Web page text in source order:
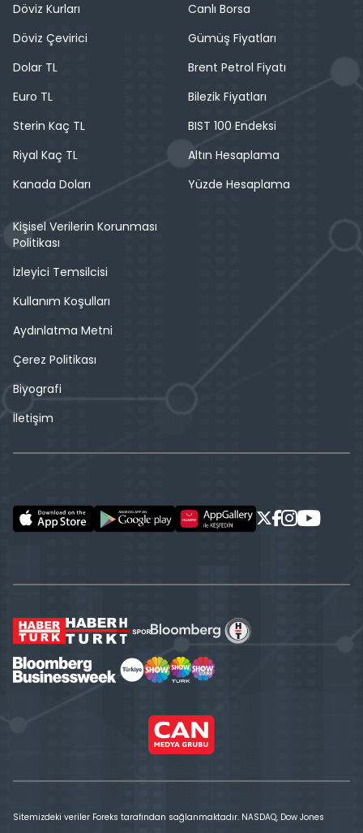
Döviz Kurları
Döviz Çevirici
Dolar TL
Euro TL
Sterin Kaç TL
Riyal Kaç TL
Kanada Doları
Canlı Borsa
Gümüş Fiyatları
Brent Petrol Fiyatı
Bilezik Fiyatları
BIST 100 Endeksi
Altın Hesaplama
Yüzde Hesaplama
Kişisel Verilerin Korunması
Politikası
İzleyici Temsilcisi
Kullanım Koşulları
Aydınlatma Metni
Çerez Politikası
Biyografi
İletişim
Sitemizdeki veriler Foreks tarafından sağlanmaktadır. NASDAQ, Dow Jones